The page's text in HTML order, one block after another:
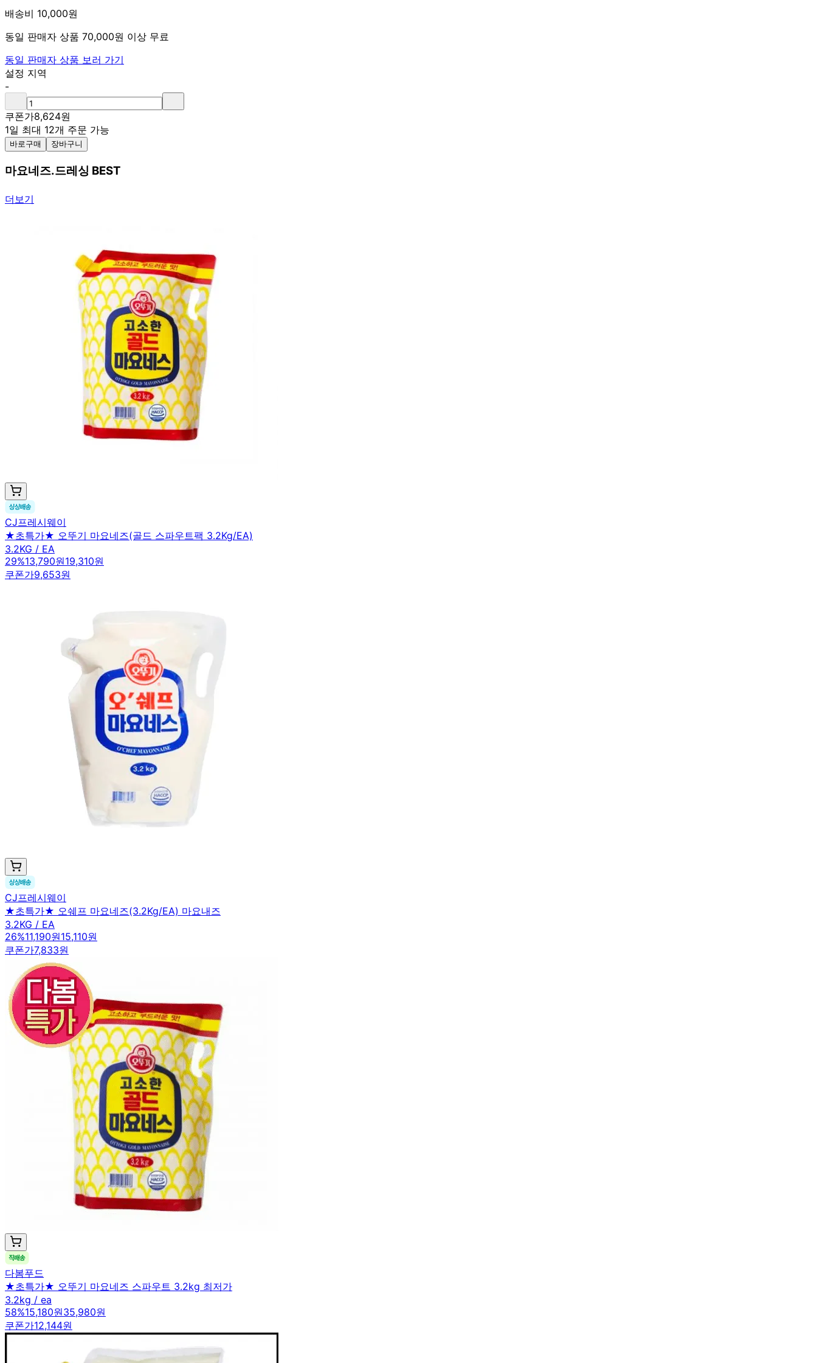
배송비 10,000원
동일 판매자 상품 70,000원 이상 무료
동일 판매자 상품 보러 가기
설정 지역
-
쿠폰가8,624원
1일 최대 12개 주문 가능
바로구매 장바구니
마요네즈.드레싱 BEST
더보기
CJ프레시웨이
★초특가★ 오뚜기 마요네즈(골드 스파우트팩 3.2Kg/EA)
3.2KG / EA
29%13,790원19,310원
쿠폰가9,653원
CJ프레시웨이
★초특가★ 오쉐프 마요네즈(3.2Kg/EA) 마요내즈
3.2KG / EA
26%11,190원15,110원
쿠폰가7,833원
다봄푸드
★초특가★ 오뚜기 마요네즈 스파우트 3.2kg 최저가
3.2kg / ea
58%15,180원35,980원
쿠폰가12,144원